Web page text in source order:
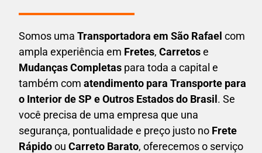
Somos uma Transportadora em São Rafael com
ampla experiência em Fretes, Carretose
Mudanças Completas para toda a capital e
também com atendimento para Transporte para
o Interior de SP e Outros Estados do Brasil. Se
você precisa de uma empresa que una
segurança, pontualidade e preço justo no Frete
Rápidoou Carreto Barato, oferecemos o serviço